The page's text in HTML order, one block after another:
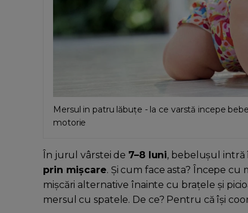
Mersul in patru lăbuțe - la ce varstă incepe
motorie
În jurul vârstei de 7–8 luni, bebelușul intră
prin mișcare. Și cum face asta? Începe
mișcări alternative înainte cu brațele și
mersul cu spatele. De ce? Pentru că își